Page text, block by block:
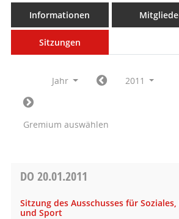
Informationen
Sitzungen
Jahr 2011
Gremium auswählen
DO 20.01.2011
Sitzung des Ausschusses für
und Sport